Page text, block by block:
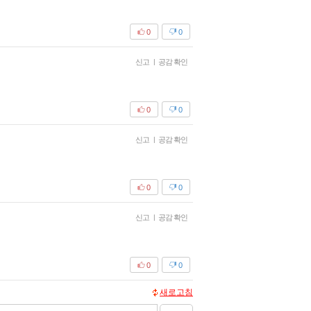
0
0
신고 | 공감 확인
0
0
신고 | 공감 확인
0
0
신고 | 공감 확인
0
0
새로고침